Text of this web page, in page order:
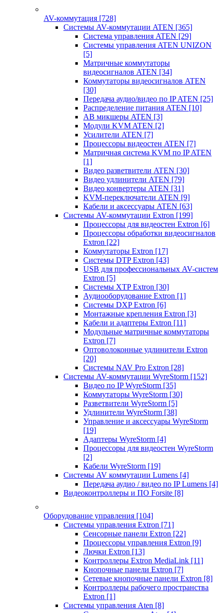
AV-коммутация [728]
Системы AV-коммутации ATEN [365]
Система управления ATEN [29]
Системы управления ATEN UNIZON
[5]
Матричные коммутаторы
видеосигналов ATEN [34]
Коммутаторы видеосигналов ATEN
[30]
Передача аудио/видео по IP ATEN [25]
Распределение питания ATEN [10]
АВ микшеры ATEN [3]
Модули KVM ATEN [2]
Усилители ATEN [7]
Процессоры видеостен ATEN [7]
Матричная система KVM по IP ATEN
[1]
Видео разветвители ATEN [30]
Видео удлинители ATEN [79]
Видео конвертеры ATEN [31]
KVM-переключатели ATEN [9]
Кабели и аксессуары ATEN [63]
Системы AV-коммутации Extron [199]
Процессоры для видеостен Extron [6]
Процессоры обработки видеосигналов
Extron [22]
Коммутаторы Extron [17]
Системы DTP Extron [43]
USB для профессиональных AV-систем
Extron [5]
Системы XTP Extron [30]
Аудиооборудование Extron [1]
Системы DXP Extron [6]
Монтажные крепления Extron [3]
Кабели и адаптеры Extron [11]
Модульные матричные коммутаторы
Extron [7]
Оптоволоконные удлинители Extron
[20]
Системы NAV Pro Extron [28]
Системы AV-коммутации WyreStorm [152]
Видео по IP WyreStorm [35]
Коммутаторы WyreStorm [30]
Разветвители WyreStorm [5]
Удлинители WyreStorm [38]
Управление и аксессуары WyreStorm
[19]
Адаптеры WyreStorm [4]
Процессоры для видеостен WyreStorm
[2]
Кабели WyreStorm [19]
Системы AV коммутации Lumens [4]
Передача аудио / видео по IP Lumens [4]
Видеоконтроллеры и ПО Forsite [8]
Оборудование управления [104]
Системы управления Extron [71]
Сенсорные панели Extron [22]
Процессоры управления Extron [9]
Лючки Extron [13]
Контроллеры Extron MediaLink [11]
Кнопочные панели Extron [7]
Сетевые кнопочные панели Extron [8]
Контроллеры рабочего пространства
Extron [1]
Системы управления Aten [8]